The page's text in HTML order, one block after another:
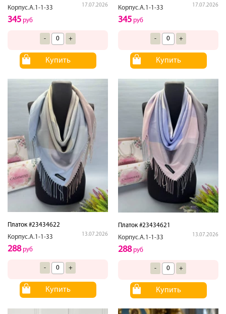
Корпус.А.1-1-33
17.07.2026
345 руб
- +
Купить
Корпус.А.1-1-33
17.07.2026
345 руб
- +
Купить
Платок #23434622
Корпус.А.1-1-33
13.07.2026
288руб
- +
Купить
Платок #23434621
Корпус.А.1-1-33
13.07.2026
288руб
- +
Купить